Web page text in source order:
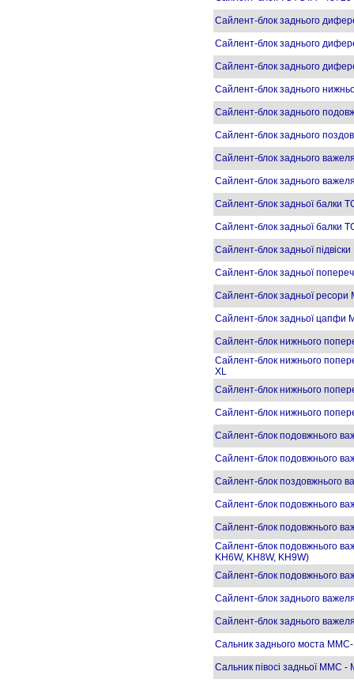
Сайлент-блок заднього
Сайлент-блок заднього
Сайлент-блок заднього
Сайлент-блок заднього
Сайлент-блок заднього
Сайлент-блок заднього
Сайлент-блок заднього
Сайлент-блок заднього
Сайлент-блок задньої балки
Сайлент-блок задньої балки
Сайлент-блок задньої
Сайлент-блок задньої
Сайлент-блок задньої
Сайлент-блок задньої цапфи
Сайлент-блок нижнього
Сайлент-блок нижнього
XL
Сайлент-блок нижнього
Сайлент-блок нижнього
Сайлент-блок подовжнього
Сайлент-блок подовжнього
Сайлент-блок поздовжнього
Сайлент-блок подовжнього
Сайлент-блок подовжнього
Сайлент-блок подовжнього
KH6W, KH8W, KH9W)
Сайлент-блок подовжнього
Сайлент-блок заднього
Сайлент-блок заднього
Сальник заднього моста
Сальник півосі задньої MMC